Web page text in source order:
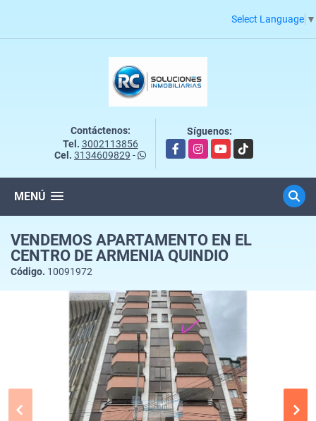
Select Language ▼
Contáctenos:
Tel. 3002113856
Cel. 3134609829 -
Síguenos:
FacebookInstagramYouTubeTikTok
MENÚ
VENDEMOS APARTAMENTO EN EL
CENTRO DE ARMENIA QUINDIO
Código. 10091972